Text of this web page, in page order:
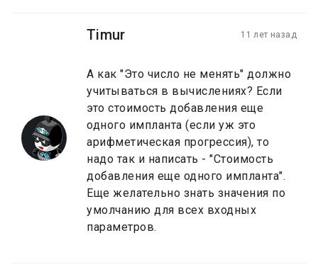
Timur 11 лет назад
А как "Это число не менять" должно
учитываться в вычислениях? Если
это стоимость добавления еще
одного импланта (если уж это
арифметическая прогрессия), то
надо так и написать - "Стоимость
добавления еще одного импланта".
Еще желательно знать значения по
умолчанию для всех входных
параметров.